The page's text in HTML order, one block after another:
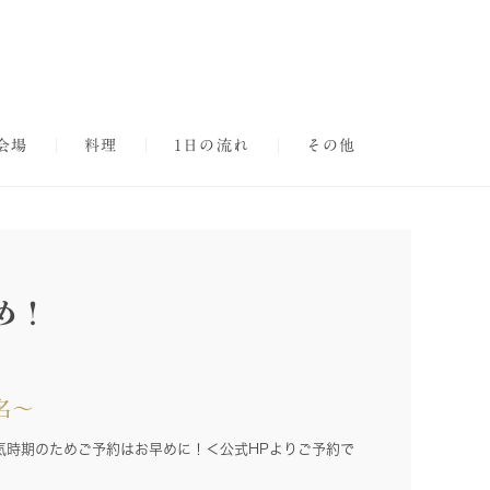
場 料理 1日の流れ その他
～
期のためご予約はお早めに！＜公式HPよりご予約で